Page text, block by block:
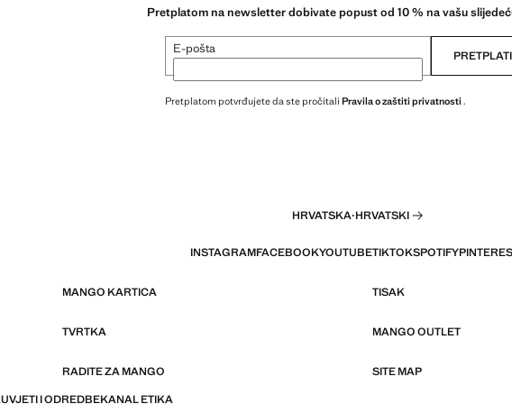
Pretplatom na newsletter dobivate popust od 10 % na vašu
E-pošta
Pretplatom potvrđujete da ste pročitali Pravila o zaštiti privatnosti .
HRVATSKA·HRVATSKI
INSTAGRAMFACEBOOKYOUTUBETIKTOKSPOTIFY
MANGO KARTICA TISAK
TVRTKA MANGO OUTLET
RADITE ZA MANGO SITE MAP
UVJETI I ODREDBEKANAL ETIKA